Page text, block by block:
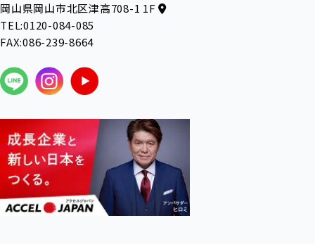
岡山県岡山市北区津高708-1 1F
TEL:0120-084-085
FAX:086-239-8664